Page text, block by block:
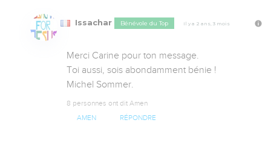
Issachar Bénévole du Top Il y a 2 ans, 3 mois
Merci Carine pour ton message.
Toi aussi, sois abondamment bénie !
Michel Sommer.
8 personnes ont dit Amen
AMEN RÉPONDRE